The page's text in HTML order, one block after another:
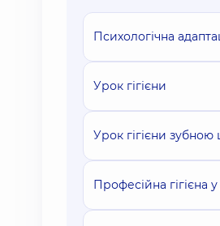
Психологічна
Урок гігієни
Урок гігієни зубною
Професійна гігієна